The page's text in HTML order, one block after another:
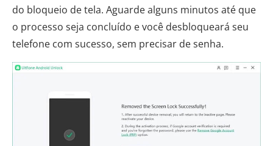
do bloqueio de tela. Aguarde alguns minutos até que
o processo seja concluído e você desbloqueará seu
telefone com sucesso, sem precisar de senha.